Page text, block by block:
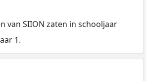
van SIION zaten in schooljaar
1.